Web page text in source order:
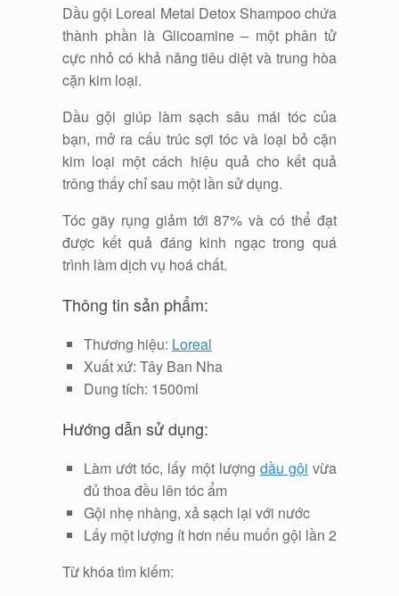
Dầu gội Loreal Metal Detox Shampoo chứa
thành phần là Glicoamine – một phân tử
cực nhỏ có khả năng tiêu diệt và trung hòa
cặn kim loại.
Dầu gội giúp làm sạch sâu mái tóc của
bạn, mở ra cấu trúc sợi tóc và loại bỏ cặn
kim loại một cách hiệu quả cho kết quả
trông thấy chỉ sau một lần sử dụng.
Tóc gãy rụng giảm tới 87% và có thể đạt
được kết quả đáng kinh ngạc trong quá
trình làm dịch vụ hoá chất.
Thông tin sản phẩm:
Thương hiệu: Loreal
Xuất xứ: Tây Ban Nha
Dung tích: 1500ml
Hướng dẫn sử dụng:
Làm ướt tóc, lấy một lượng dầu gội vừa
đủ thoa đều lên tóc ẩm
Gội nhẹ nhàng, xả sạch lại với nước
Lấy một lượng ít hơn nếu muốn gội lần 2
Từ khóa tìm kiếm: